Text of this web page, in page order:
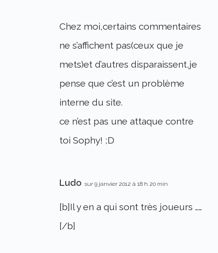
Chez moi,certains commentaires
ne s’affichent pas(ceux que je
mets)et d’autres disparaissent,je
pense que c’est un problème
interne du site.
ce n’est pas une attaque contre
toi Sophy! ;D
Ludo sur 9 janvier 2012 à 18 h 20 min
[b]Il y en a qui sont très joueurs ……
[/b]